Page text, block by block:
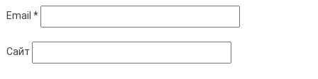
Email *
Сайт